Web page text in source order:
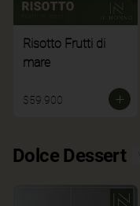
Risotto Frutti di
mare
$59.900
Dolce Dessert